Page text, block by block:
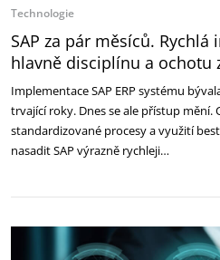
Technologie
SAP za pár měsíců.
hlavně disciplínu a ochotu
Implementace SAP ERP systému
trvající roky. Dnes se ale přístup mění.
standardizované procesy a využití
nasadit SAP výrazně rychleji…